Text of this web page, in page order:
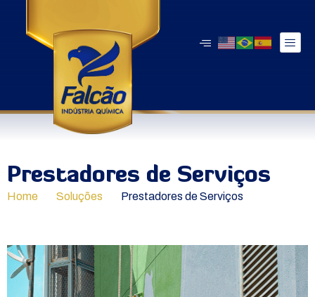
Prestadores de Serviços
Home Soluções Prestadores de Serviços